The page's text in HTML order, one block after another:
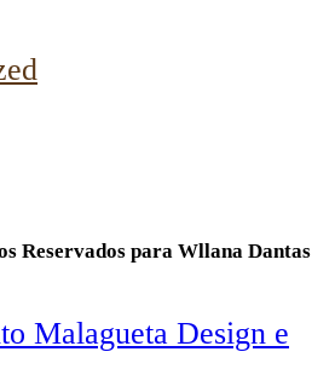
Reservados para Wllana Dantas
Malagueta Design e